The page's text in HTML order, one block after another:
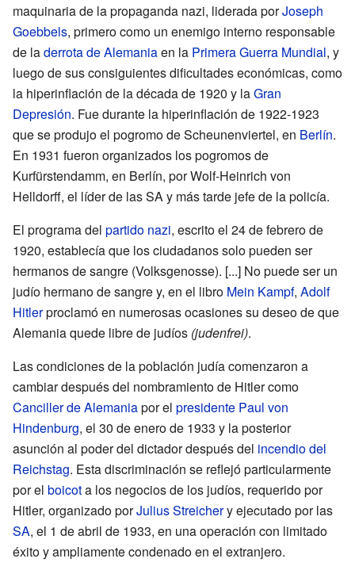
maquinaria de la propaganda nazi, liderada porJoseph
Goebbels, primero como un enemigo interno responsable
de laderrota de Alemaniaen la Primera Guerra Mundial, y
luego de sus consiguientes dificultades económicas, como
la hiperinflación de la década de 1920 y laGran
Depresión. Fue durante la hiperinflación de 1922-1923
que se produjo el pogromo de Scheunenviertel, en Berlín.
En 1931 fueron organizados los pogromos de
Kurfürstendamm, en Berlín, por Wolf-Heinrich von
Helldorff, el líder de las SA y más tarde jefe de la policía.
El programa del partido nazi, escrito el 24 de febrero de
1920, establecía que los ciudadanos solo pueden ser
hermanos de sangre (Volksgenosse). [...] No puede ser un
judío hermano de sangre y, en el libro Mein Kampf, Adolf
Hitlerproclamó en numerosas ocasiones su deseo de que
Alemania quede libre de judíos (judenfrei).
Las condiciones de la población judía comenzaron a
cambiar después del nombramiento de Hitler como
Canciller de Alemaniapor el presidente Paul von
Hindenburg, el 30 de enero de 1933 y la posterior
asunción al poder del dictador después del incendio del
Reichstag. Esta discriminación se reflejó particularmente
por el boicota los negocios de los judíos, requerido por
Hitler, organizado porJulius Streichery ejecutado por las
SA, el 1 de abril de 1933, en una operación con limitado
éxito y ampliamente condenado en el extranjero.